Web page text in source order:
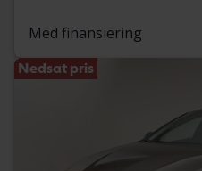
Med finansiering
Nedsat pris